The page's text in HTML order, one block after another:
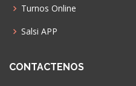
Turnos Online
Salsi APP
CONTACTENOS